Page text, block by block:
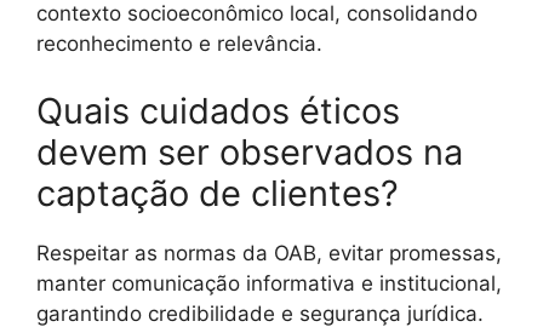
contexto socioeconômico local, consolidando
reconhecimento e relevância.
Quais cuidados éticos
devem ser observados na
captação de clientes?
Respeitar as normas da OAB, evitar promessas,
manter comunicação informativa e institucional,
garantindo credibilidade e segurança jurídica.